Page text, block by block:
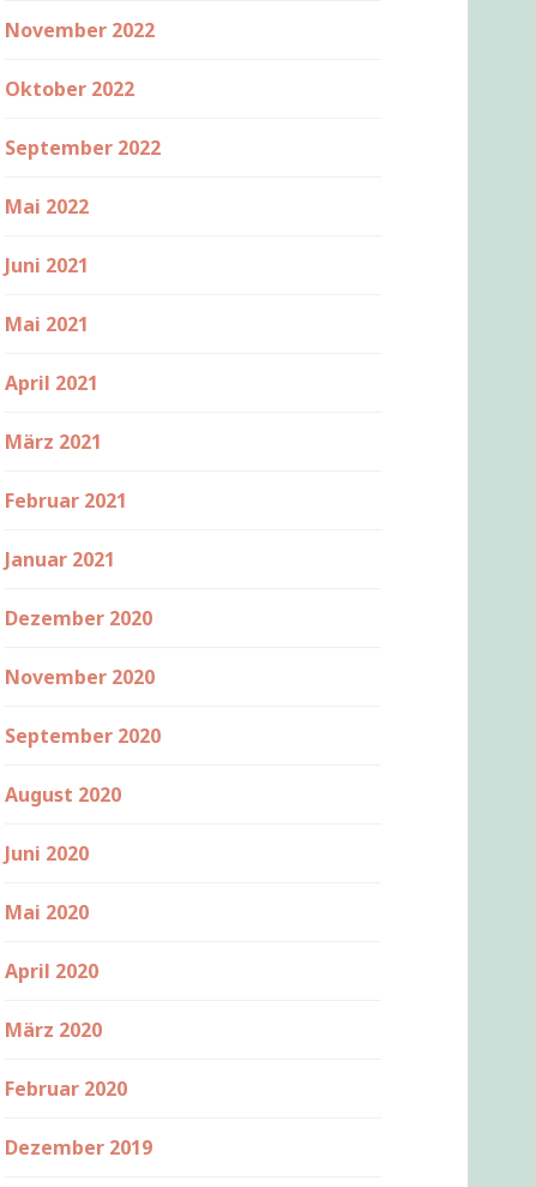
November 2022
Oktober 2022
September 2022
Mai 2022
Juni 2021
Mai 2021
April 2021
März 2021
Februar 2021
Januar 2021
Dezember 2020
November 2020
September 2020
August 2020
Juni 2020
Mai 2020
April 2020
März 2020
Februar 2020
Dezember 2019